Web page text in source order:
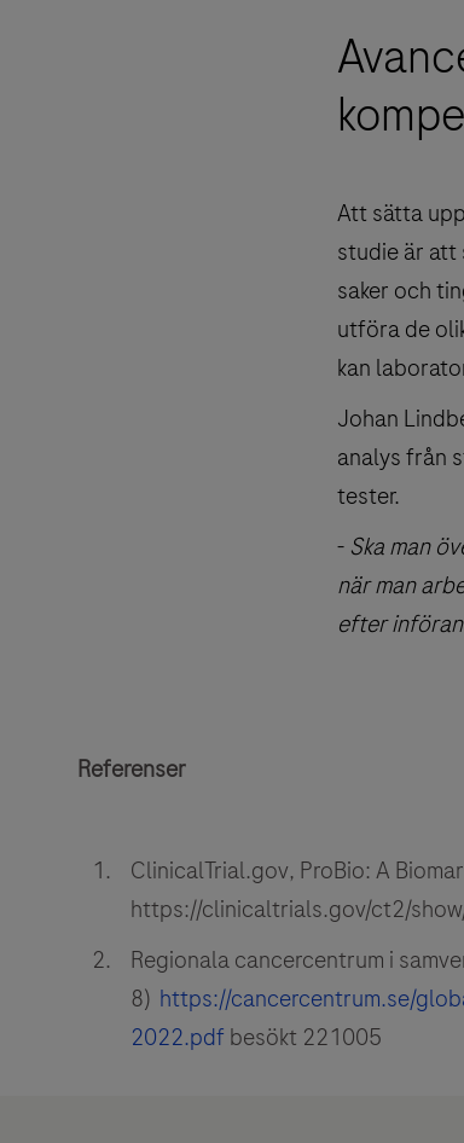
Att sätta
studie är
saker och
utföra de
kan
Johan
analys från
tester.
- Ska man
när man
efter
Referenser
ClinicalTrial.gov, ProBio: A
https://clinicaltrials.gov/ct2/
Regionala cancercentrum i
8) https://cancercentrum.se/
2022.pdf besökt 221005